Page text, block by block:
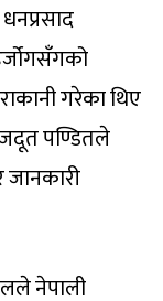
गरेका थिए
पण्डितले
जानकारी
नेपाली